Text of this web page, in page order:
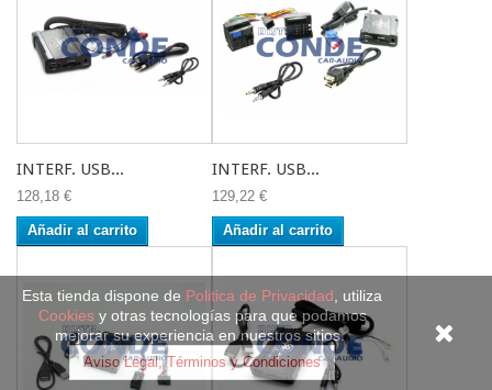
INTERF. USB...
128,18 €
Añadir al carrito
INTERF. USB...
129,22 €
Añadir al carrito
Esta tienda dispone de Politica de Privacidad , utiliza
Cookiesy otras tecnologías para que podamos
mejorar su experiencia en nuestros sitios.
Aviso Legal, Términos y Condiciones